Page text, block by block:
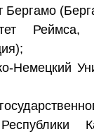
Бергамо
Реймса,
Немецкий